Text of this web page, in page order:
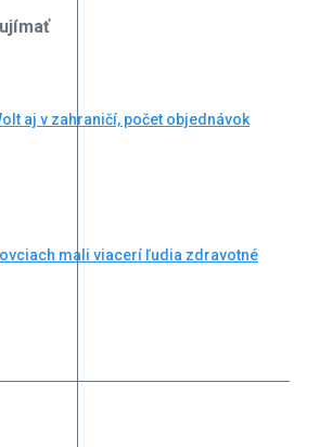
aj v zahraničí, počet objednávok
mali viacerí ľudia zdravotné